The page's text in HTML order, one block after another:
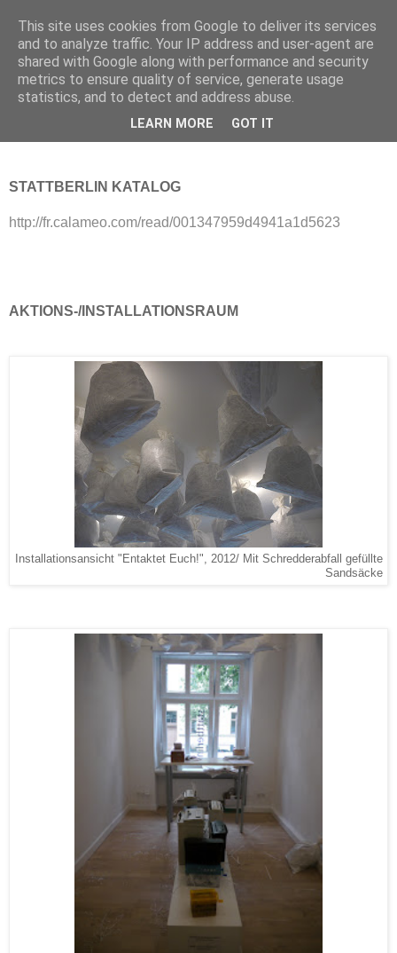
St. and St.
Entaktet Euch! (2012)
STATTBERLIN KATALOG
http://fr.calameo.com/read/001347959d4941a1d5623
AKTIONS-/INSTALLATIONSRAUM
Installationsansicht "Entaktet Euch!", 2012/ Mit Schredderabfall gefüllte
Sandsäcke
This site uses cookies from Google to deliver its services
and to analyze traffic. Your IP address and user-agent are
shared with Google along with performance and security
metrics to ensure quality of service, generate usage
statistics, and to detect and address abuse.
LEARN MORE GOT IT